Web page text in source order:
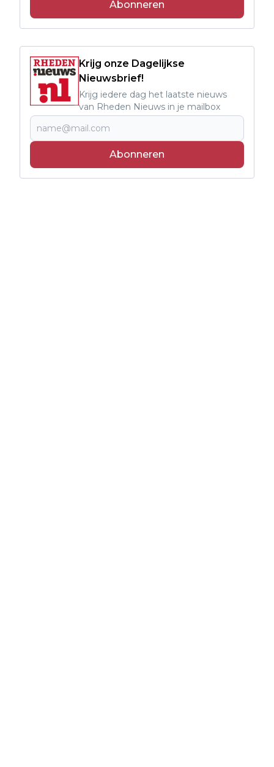
Abonneren
Krijg onze Dagelijkse
Nieuwsbrief!
Krijg iedere dag het laatste nieuws
van Rheden Nieuws in je mailbox
Abonneren